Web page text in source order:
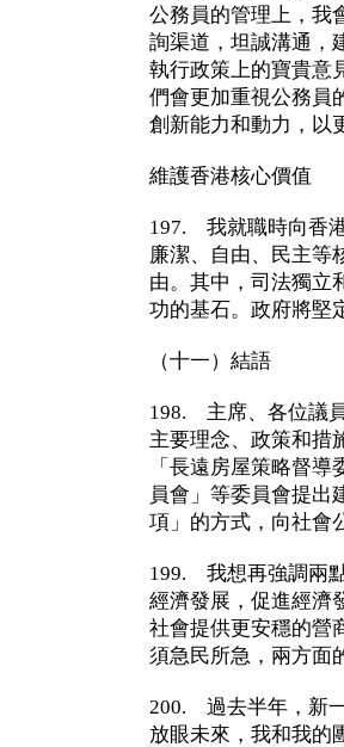
公務員的管理上，我
詢渠道，坦誠溝通，
執行政策上的寶貴意
們會更加重視公務員
創新能力和動力，以
維護香港核心價值
197. 我就職時向香
廉潔、自由、民主等
由。其中，司法獨立
功的基石。政府將堅
（十一）結語
198. 主席、各位議
主要理念、政策和措
「長遠房屋策略督
員會」等委員會提出
項」的方式，向社會
199. 我想再強調兩
經濟發展，促進經濟
社會提供更安穩的營
須急民所急，兩方面
200. 過去半年，新
放眼未來，我和我的